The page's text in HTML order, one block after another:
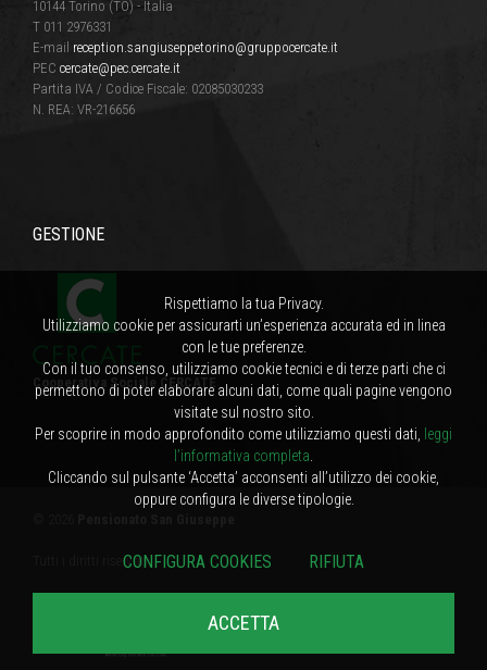
10144 Torino (TO) - Italia
T 011 2976331
E-mail reception.sangiuseppetorino@gruppocercate.it
PEC cercate@pec.cercate.it
Partita IVA / Codice Fiscale: 02085030233
N. REA: VR-216656
GESTIONE
Cooperativa Sociale CERCATE
Tutti i diritti riservati
Rispettiamo la tua Privacy.
Utilizziamo cookie per assicurarti un’esperienza accurata ed in linea
con le tue preferenze.
Con il tuo consenso, utilizziamo cookie tecnici e di terze parti che ci
permettono di poter elaborare alcuni dati, come quali pagine vengono
visitate sul nostro sito.
Per scoprire in modo approfondito come utilizziamo questi dati,
leggi
l’informativa completa
Cliccando sul pulsante ‘Accetta’ acconsenti all’utilizzo dei cookie,
oppure configura le diverse tipologie.
CONFIGURA COOKIES RIFIUTA
ACCETTA